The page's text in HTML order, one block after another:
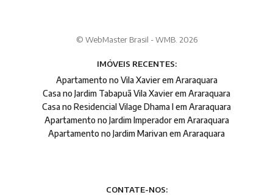
© WebMaster Brasil - WMB. 2026
IMÓVEIS RECENTES:
Apartamento no Vila Xavier em Araraquara
Casa no Jardim Tabapuã Vila Xavier em Araraquara
Casa no Residencial Vilage Dhama I em Araraquara
Apartamento no Jardim Imperador em Araraquara
Apartamento no Jardim Marivan em Araraquara
CONTATE-NOS: